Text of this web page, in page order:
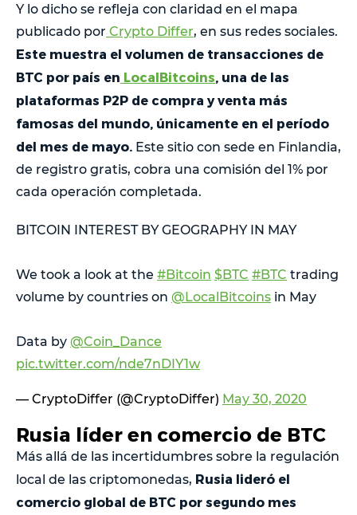
Y lo dicho se refleja con claridad en el mapa
publicado por Crypto Differ, en sus redes sociales.
Este muestra el volumen de transacciones de
BTC por país en LocalBitcoins , una de las
plataformas P2P de compra y venta más
famosas del mundo, únicamente en el período
del mes de mayo. Este sitio con sede en Finlandia,
de registro gratis, cobra una comisión del 1% por
cada operación completada.
BITCOIN INTEREST BY GEOGRAPHY IN MAY
We took a look at the #Bitcoin $BTC #BTC trading
volume by countries on @LocalBitcoins in May
Data by @Coin_Dance
pic.twitter.com/nde7nDIY1w
— CryptoDiffer (@CryptoDiffer) May 30, 2020
Rusia líder en comercio de BTC
Más allá de las incertidumbres sobre la regulación
local de las criptomonedas, Rusia lideró el
comercio global de BTC por segundo mes